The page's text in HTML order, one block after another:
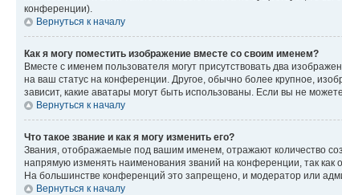
конференции).
Вернуться к началу
Как я могу поместить изображение вместе со своим именем?
Вместе с именем пользователя могут присутствовать два
на ваш статус на конференции. Другое, обычно более крупное,
зависит, какие аватары могут быть использованы. Если вы не
Вернуться к началу
Что такое звание и как я могу изменить его?
Звания, отображаемые под вашим именем, отражают количество
напрямую изменять наименования званий на конференции, так
На большинстве конференций это запрещено, и модератор или
Вернуться к началу